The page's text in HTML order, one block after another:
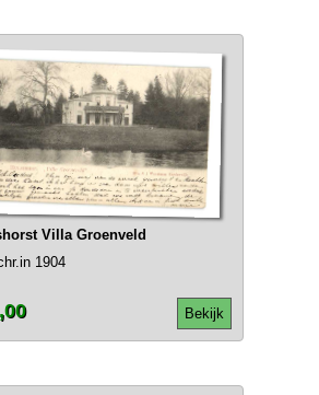
Villa Groenveld
1904
Bekijk